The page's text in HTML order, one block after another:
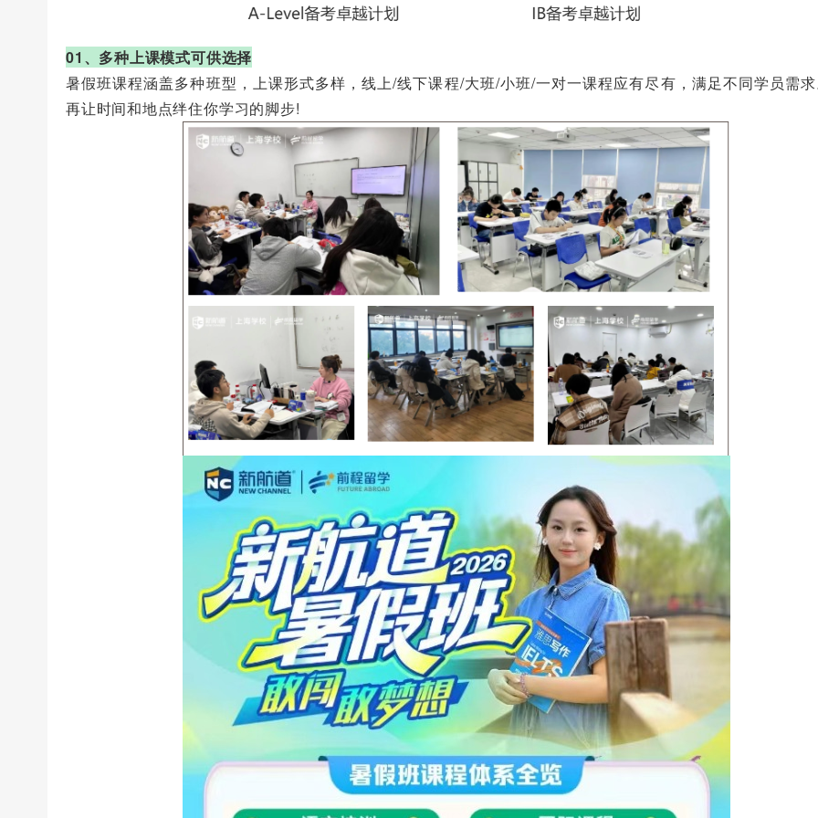
01、多种上课模式可供选择
暑假班课程涵盖多种班型，上课形式多样，线上/线下课程/大班/小班/一对一课程应有尽有，满足不同学员需
再让时间和地点绊住你学习的脚步!